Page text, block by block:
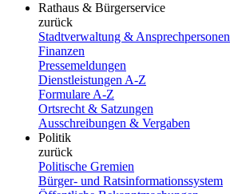
Rathaus & Bürgerservice
zurück
Stadtverwaltung & Ansprechpersonen
Finanzen
Pressemeldungen
Dienstleistungen A-Z
Formulare A-Z
Ortsrecht & Satzungen
Ausschreibungen & Vergaben
Politik
zurück
Politische Gremien
Bürger- und Ratsinformationssystem